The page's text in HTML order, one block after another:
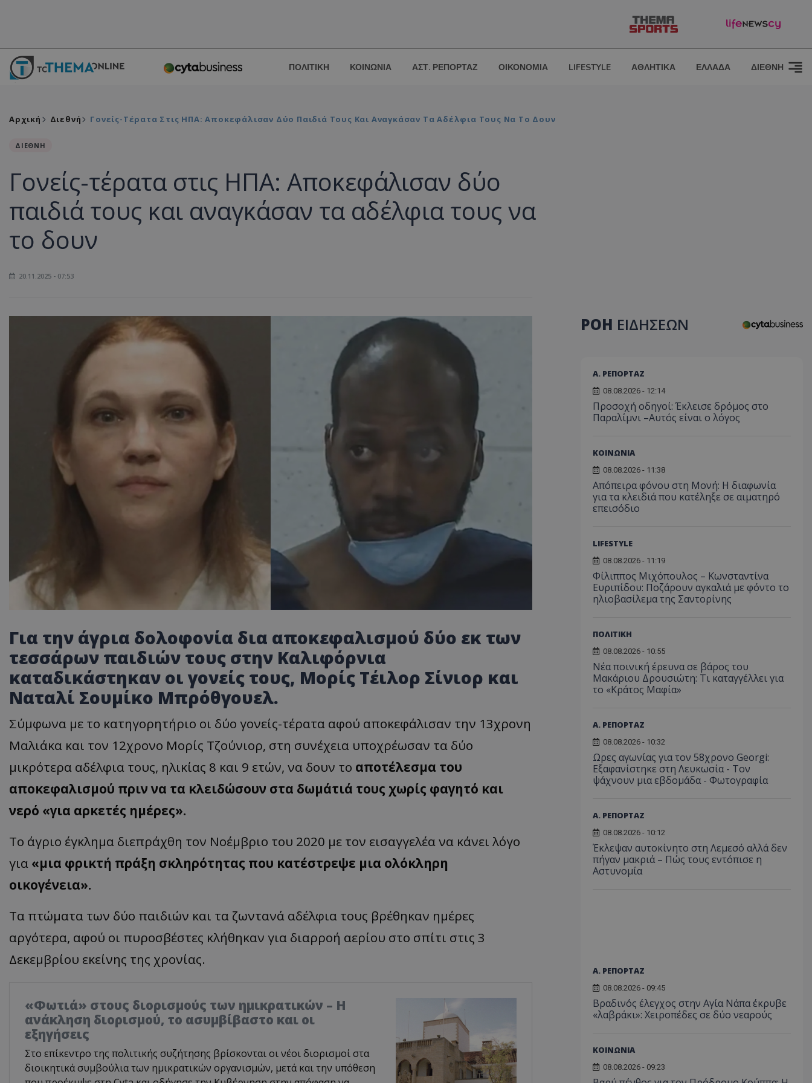
ΠΟΛΙΤΙΚΗ ΚΟΙΝΩΝΙΑ ΑΣΤ. ΡΕΠΟΡΤΑΖ ΟΙΚΟΝΟΜΙΑ LIFESTYLE ΑΘΛΗΤΙΚΑ ΕΛΛΑΔΑ ΔΙΕΘΝΗ
Αρχική Διεθνή Γονείς-Τέρατα Στις ΗΠΑ: Αποκεφάλισαν Δύο Παιδιά Τους Και Αναγκάσαν Τα Αδέλφια Τους Να Το Δουν
ΔΙΕΘΝΗ
Γονείς-τέρατα στις ΗΠΑ: Αποκεφάλισαν δύο
παιδιά τους και αναγκάσαν τα αδέλφια τους να
το δουν
20.11.2025 - 07:53
Για την άγρια δολοφονία δια αποκεφαλισμού δύο εκ των
τεσσάρων παιδιών τους στην Καλιφόρνια
καταδικάστηκαν οι γονείς τους, Μορίς Τέιλορ Σίνιορ και
Ναταλί Σουμίκο Μπρόθγουελ.
Σύμφωνα με το κατηγορητήριο οι δύο γονείς-τέρατα αφού αποκεφάλισαν την 13χρονη
Μαλιάκα και τον 12χρονο Μορίς Τζούνιορ, στη συνέχεια υποχρέωσαν τα δύο
μικρότερα αδέλφια τους, ηλικίας 8 και 9 ετών, να δουν το αποτέλεσμα του
αποκεφαλισμού πριννα τα κλειδώσουν στα δωμάτιά τους χωρίς φαγητό και
νερό «για αρκετές ημέρες».
Το άγριο έγκλημα διεπράχθη τον Νοέμβριο του 2020 με τον εισαγγελέα να κάνει λόγο
για «μια φρικτή πράξη σκληρότητας που κατέστρεψε μια ολόκληρη
οικογένεια».
Τα πτώματα των δύο παιδιών και τα ζωντανά αδέλφια τους βρέθηκαν ημέρες
αργότερα, αφού οι πυροσβέστες κλήθηκαν για διαρροή αερίου στο σπίτι στις 3
Δεκεμβρίου εκείνης της χρονίας.
«Φωτιά» στους διορισμούς των ημικρατικών – Η
ανάκληση διορισμού, το ασυμβίβαστο και οι
εξηγήσεις
Στο επίκεντρο της πολιτικής συζήτησης βρίσκονται οι νέοι διορισμοί στα
διοικητικά συμβούλια των ημικρατικών οργανισμών, μετά και την υπόθεση
ΡΟΗ ΕΙΔΗΣΕΩΝ
Α. ΡΕΠΟΡΤΑΖ
08.08.2026 - 12:14
Προσοχή οδηγοί: Έκλεισε δρόμος στο
Παραλίμνι –Αυτός είναι ο λόγος
ΚΟΙΝΩΝΙΑ
08.08.2026 - 11:38
Απόπειρα φόνου στη Μονή: Η διαφωνία
για τα κλειδιά που κατέληξε σε αιματηρό
επεισόδιο
LIFESTYLE
08.08.2026 - 11:19
Φίλιππος Μιχόπουλος – Κωνσταντίνα
Ευριπίδου: Ποζάρουν αγκαλιά με φόντο το
ηλιοβασίλεμα της Σαντορίνης
ΠΟΛΙΤΙΚΗ
08.08.2026 - 10:55
Νέα ποινική έρευνα σε βάρος του
Μακάριου Δρουσιώτη: Τι καταγγέλλει για
το «Κράτος Μαφία»
Α. ΡΕΠΟΡΤΑΖ
08.08.2026 - 10:32
Ωρες αγωνίας για τον 58χρονο Georgi:
Εξαφανίστηκε στη Λευκωσία - Toν
ψάχνουν μια εβδομάδα - Φωτογραφία
Α. ΡΕΠΟΡΤΑΖ
08.08.2026 - 10:12
Έκλεψαν αυτοκίνητο στη Λεμεσό αλλά δεν
πήγαν μακριά – Πώς τους εντόπισε η
Αστυνομία
Α. ΡΕΠΟΡΤΑΖ
08.08.2026 - 09:45
Βραδινός έλεγχος στην Αγία Νάπα έκρυβε
«λαβράκι»: Χειροπέδες σε δύο νεαρούς
ΚΟΙΝΩΝΙΑ
08.08.2026 - 09:23